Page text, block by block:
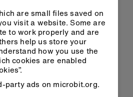
dades o paper i llapis
dades es pot utilitzar per
i el fitxer de so es pot
are small files saved on
visit a website. Some are
to work properly and are
help us store your
how you use the
cookies are enabled
party ads on microbit.org.